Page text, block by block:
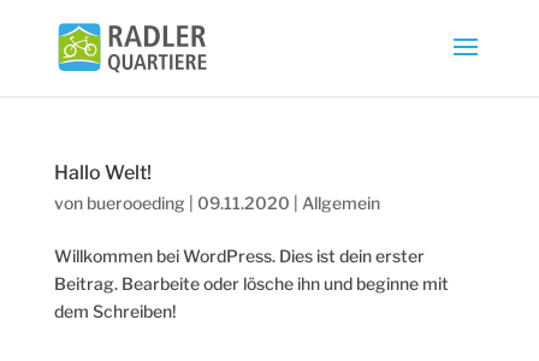
Hallo Welt!
von buerooeding 09.11.2020 Allgemein
Willkommen bei WordPress. Dies ist dein erster
Beitrag. Bearbeite oder lösche ihn und beginne mit
dem Schreiben!